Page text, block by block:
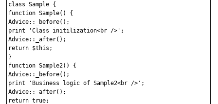
class Sample {
function Sample() {
Advice::_before();
print 'Class initilization<br />';
Advice::_after();
return $this;
}
function Sample2() {
Advice::_before();
print 'Business logic of Sample2<br />';
Advice::_after();
return true;